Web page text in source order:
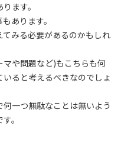
ます。
あります。
みる必要があるのかもしれ
や問題など)もこちらも何
ると考えるべきなのでしょ
一つ無駄なことは無いよう
。